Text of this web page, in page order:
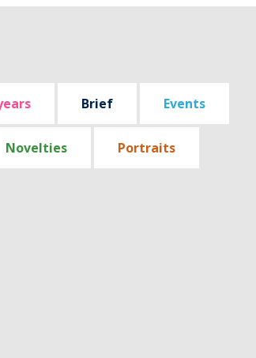
Brief Events
Novelties Portraits